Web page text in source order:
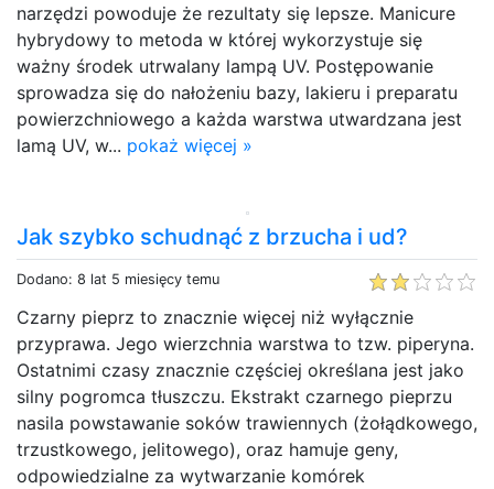
narzędzi powoduje że rezultaty się lepsze. Manicure
hybrydowy to metoda w której wykorzystuje się
ważny środek utrwalany lampą UV. Postępowanie
sprowadza się do nałożeniu bazy, lakieru i preparatu
powierzchniowego a każda warstwa utwardzana jest
lamą UV, w... pokaż więcej »
Jak szybko schudnąć z brzucha i ud?
Dodano: 8 lat 5 miesięcy temu
Czarny pieprz to znacznie więcej niż wyłącznie
przyprawa. Jego wierzchnia warstwa to tzw. piperyna.
Ostatnimi czasy znacznie częściej określana jest jako
silny pogromca tłuszczu. Ekstrakt czarnego pieprzu
nasila powstawanie soków trawiennych (żołądkowego,
trzustkowego, jelitowego), oraz hamuje geny,
odpowiedzialne za wytwarzanie komórek